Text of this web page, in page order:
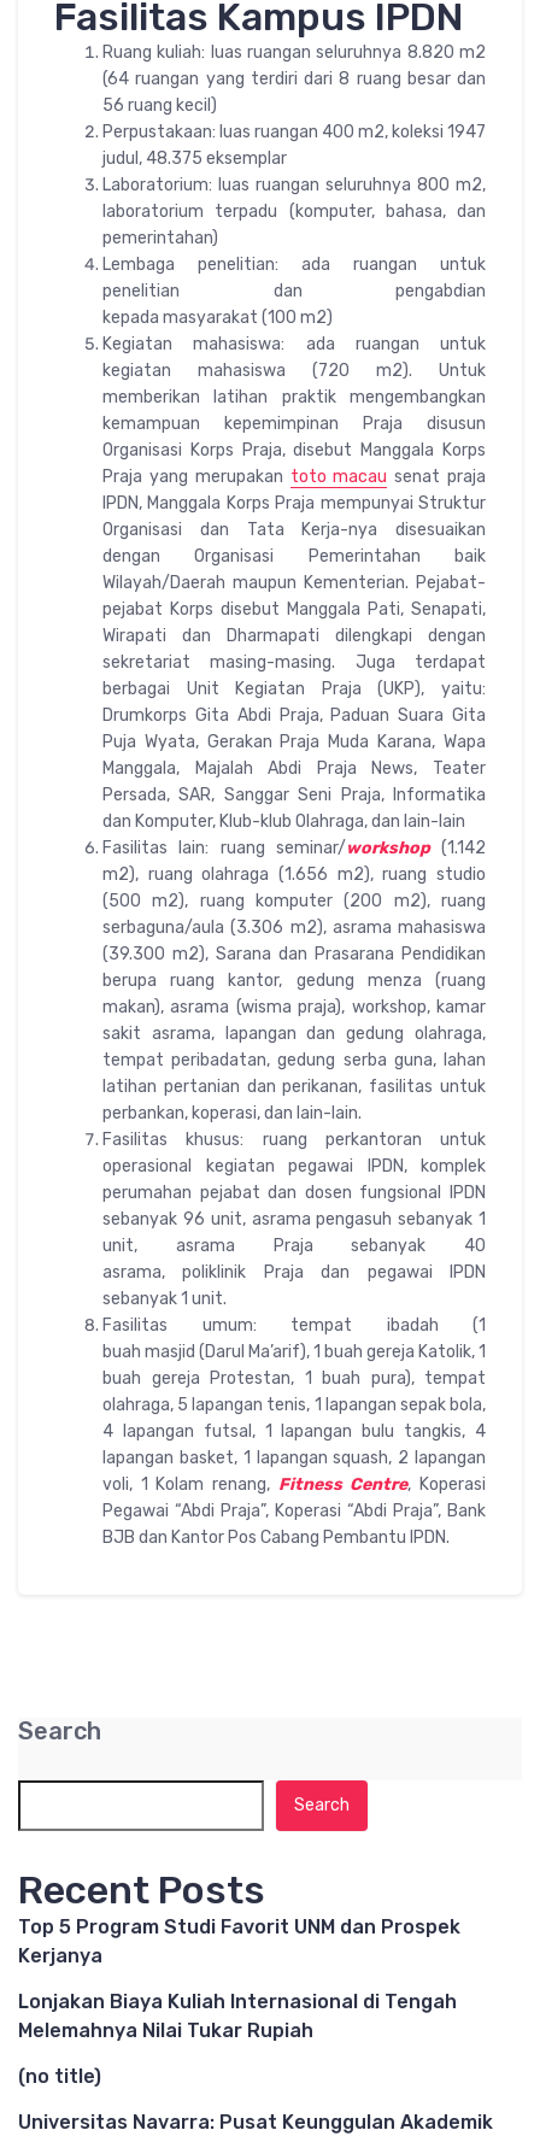
Fasilitas Kampus IPDN
Ruang kuliah: luas ruangan seluruhnya 8.820 m2
(64 ruangan yang terdiri dari 8 ruang besar dan
56 ruang kecil)
Perpustakaan: luas ruangan 400 m2, koleksi 1947
judul, 48.375 eksemplar
Laboratorium: luas ruangan seluruhnya 800 m2,
laboratorium terpadu (komputer, bahasa, dan
pemerintahan)
Lembaga penelitian: ada ruangan untuk
penelitian dan pengabdian
kepada masyarakat (100 m2)
Kegiatan mahasiswa: ada ruangan untuk
kegiatan mahasiswa (720 m2). Untuk
memberikan latihan praktik mengembangkan
kemampuan kepemimpinan Praja disusun
Organisasi Korps Praja, disebut Manggala Korps
Praja yang merupakan toto macau senat praja
IPDN, Manggala Korps Praja mempunyai Struktur
Organisasi dan Tata Kerja-nya disesuaikan
dengan Organisasi Pemerintahan baik
Wilayah/Daerah maupun Kementerian. Pejabat-
pejabat Korps disebut Manggala Pati, Senapati,
Wirapati dan Dharmapati dilengkapi dengan
sekretariat masing-masing. Juga terdapat
berbagai Unit Kegiatan Praja (UKP), yaitu:
Drumkorps Gita Abdi Praja, Paduan Suara Gita
Puja Wyata, Gerakan Praja Muda Karana, Wapa
Manggala, Majalah Abdi Praja News, Teater
Persada, SAR, Sanggar Seni Praja, Informatika
dan Komputer, Klub-klub Olahraga, dan lain-lain
Fasilitas lain: ruang seminar/workshop(1.142
m2), ruang olahraga (1.656 m2), ruang studio
(500 m2), ruang komputer (200 m2), ruang
serbaguna/aula (3.306 m2), asrama mahasiswa
(39.300 m2), Sarana dan Prasarana Pendidikan
berupa ruang kantor, gedung menza (ruang
makan), asrama (wisma praja), workshop, kamar
sakit asrama, lapangan dan gedung olahraga,
tempat peribadatan, gedung serba guna, lahan
latihan pertanian dan perikanan, fasilitas untuk
perbankan, koperasi, dan lain-lain.
Fasilitas khusus: ruang perkantoran untuk
operasional kegiatan pegawai IPDN, komplek
perumahan pejabat dan dosen fungsional IPDN
sebanyak 96 unit, asrama pengasuh sebanyak 1
unit, asrama Praja sebanyak 40
asrama, poliklinik Praja dan pegawai IPDN
sebanyak 1 unit.
Fasilitas umum: tempat ibadah (1
buah masjid (Darul Ma’arif), 1 buah gereja Katolik, 1
buah gereja Protestan, 1 buah pura), tempat
olahraga, 5 lapangan tenis, 1 lapangan sepak bola,
4 lapangan futsal, 1 lapangan bulu tangkis, 4
lapangan basket, 1 lapangan squash, 2 lapangan
voli, 1 Kolam renang, Fitness Centre, Koperasi
Pegawai “Abdi Praja”, Koperasi “Abdi Praja”, Bank
BJB dan Kantor Pos Cabang Pembantu IPDN.
Search
Search
Recent Posts
Top 5 Program Studi Favorit UNM dan Prospek
Kerjanya
Lonjakan Biaya Kuliah Internasional di Tengah
Melemahnya Nilai Tukar Rupiah
(no title)
Universitas Navarra: Pusat Keunggulan Akademik